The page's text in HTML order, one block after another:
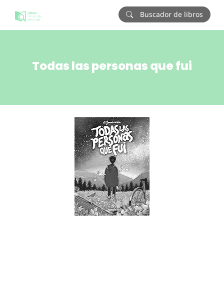
Buscador de libros
Todas las personas que fui